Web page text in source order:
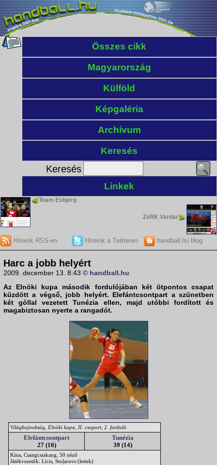
Összes cikk
Magyarország
Külföld
Képgaléria
Archívum
Keresés
Keresés
Linkek
Team Esbjerg
ZsRK Vardar
Híreink RSS-en Híreink a Twitteren handball.hu blog
Harc a jobb helyért
2009. december 13. 8:43 © handball.hu
Az Elnöki kupa második fordulójában két ötpontos csapat
küzdött a végső, jobb helyért. Elefántcsontpart a szünetben
két góllal vezetettTunézia ellen, majd utóbbi fordított és
magabiztosan nyerte a rangadót.
Világbajnokság, Elnöki kupa, II. csoport, 2. forduló
Elefántcsontpart
27 (16)
Tunézia
39 (14)
Kína, Csangcsiakang, 50 néző
Játékvezetők: Līcis, Stoļarovs (lettek)